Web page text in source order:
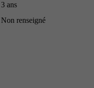
3 ans
Non renseigné